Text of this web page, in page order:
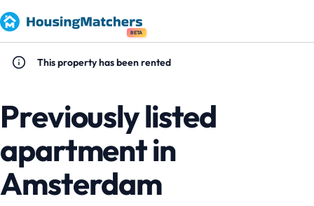
BETA
This property has been rented
Previously listed
apartment in
Amsterdam